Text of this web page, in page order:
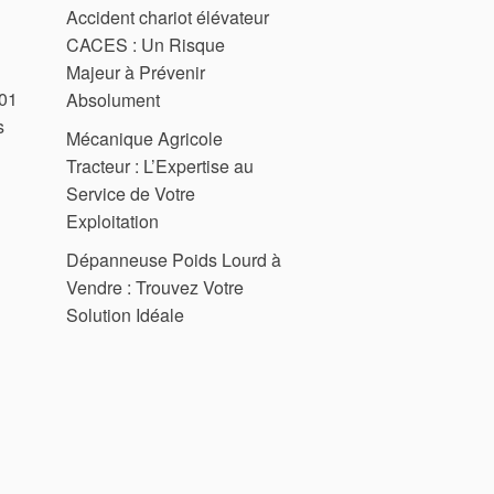
Accident chariot élévateur
CACES : Un Risque
Majeur à Prévenir
Absolument
Mécanique Agricole
Tracteur : L’Expertise au
Service de Votre
Exploitation
Dépanneuse Poids Lourd à
Vendre : Trouvez Votre
Solution Idéale